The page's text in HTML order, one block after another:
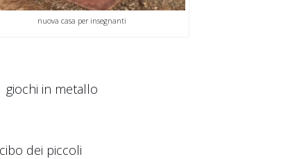
nuova casa per insegnanti
giochi in metallo
dei piccoli